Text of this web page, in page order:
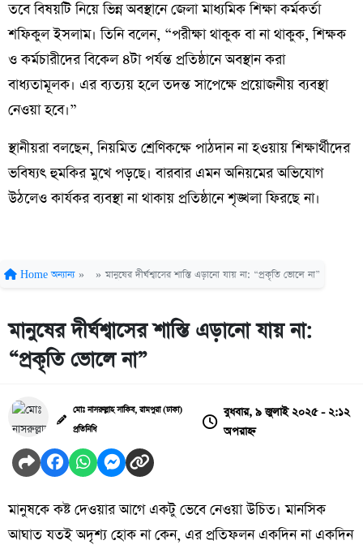
তবে বিষয়টি নিয়ে ভিন্ন অবস্থানে জেলা মাধ্যমিক শিক্ষা কর্মকর্তা
শফিকুল ইসলাম। তিনি বলেন, “পরীক্ষা থাকুক বা না থাকুক, শিক্ষক
ও কর্মচারীদের বিকেল ৪টা পর্যন্ত প্রতিষ্ঠানে অবস্থান করা
বাধ্যতামূলক। এর ব্যত্যয় হলে তদন্ত সাপেক্ষে প্রয়োজনীয় ব্যবস্থা
নেওয়া হবে।”
স্থানীয়রা বলছেন, নিয়মিত শ্রেণিকক্ষে পাঠদান না হওয়ায় শিক্ষার্থীদের
ভবিষ্যৎ হুমকির মুখে পড়ছে। বারবার এমন অনিয়মের অভিযোগ
উঠলেও কার্যকর ব্যবস্থা না থাকায় প্রতিষ্ঠানে শৃঙ্খলা ফিরছে না।
Home অন্যান্য » » মানুষের দীর্ঘশ্বাসের শাস্তি এড়ানো যায় না: “প্রকৃতি ভোলে না”
মানুষের দীর্ঘশ্বাসের শাস্তি এড়ানো যায় না:
“প্রকৃতি ভোলে না”
মোঃ নাসরুল্লাহ সাকিব, রামপুরা (ঢাকা)
প্রতিনিধি
বুধবার, ৯ জুলাই ২০২৫ - ২:১২
অপরাহ্ন
মানুষকে কষ্ট দেওয়ার আগে একটু ভেবে নেওয়া উচিত। মানসিক
আঘাত যতই অদৃশ্য হোক না কেন, এর প্রতিফলন একদিন না একদিন